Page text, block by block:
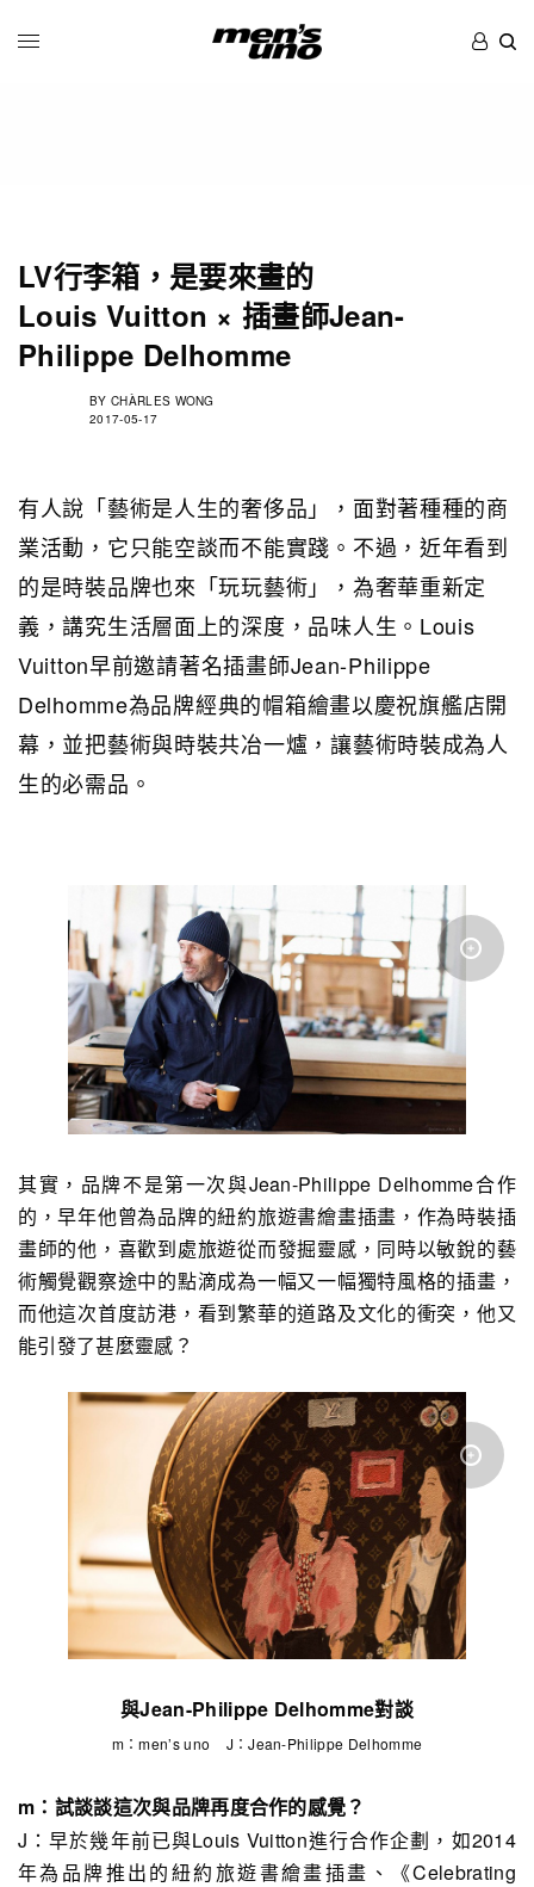
LV行李箱，是要來畫的
Louis Vuitton × 插畫師Jean-
Philippe Delhomme
BY CHÀRLES WONG
2017-05-17
有人說「藝術是人生的奢侈品」，面對著種種的商
業活動，它只能空談而不能實踐。不過，近年看到
的是時裝品牌也來「玩玩藝術」，為奢華重新定
義，講究生活層面上的深度，品味人生。Louis
Vuitton早前邀請著名插畫師Jean-Philippe
Delhomme為品牌經典的帽箱繪畫以慶祝旗艦店開
幕，並把藝術與時裝共冶一爐，讓藝術時裝成為人
生的必需品。
其實，品牌不是第一次與Jean-Philippe Delhomme合作
的，早年他曾為品牌的紐約旅遊書繪畫插畫，作為時裝插
畫師的他，喜歡到處旅遊從而發掘靈感，同時以敏銳的藝
術觸覺觀察途中的點滴成為一幅又一幅獨特風格的插畫，
而他這次首度訪港，看到繁華的道路及文化的衝突，他又
能引發了甚麼靈感？
與Jean-Philippe Delhomme對談
m：men’s uno J：Jean-Philippe Delhomme
m：試談談這次與品牌再度合作的感覺？
J：早於幾年前已與Louis Vuitton進行合作企劃，如2014
年為品牌推出的紐約旅遊書繪畫插畫、《Celebrating